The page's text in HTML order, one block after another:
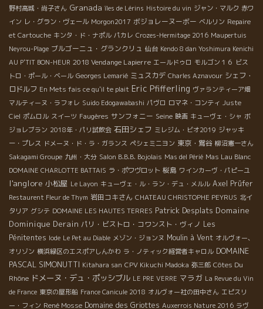
野村高城・尚子さん Granada îles de Lérins Histoire du vin ジャン・マルク 赤ワ
イン レ・グラン・ヴェール Morgon2017 ボジョレーヌーボー ベルリン Repaire
et Cartouche キンタ・ド・ナポル パカレ Crozes-Hermitage 2016 Maupertuis
Neyrou-Plage ブルゴーニュ・グランクリュ 仙台 Kendo 8 dan Yoshimura Kenichi
AU P'TIT BON-HEUR 2018 Vendange Lapierre エールドゥロ モルゴン１６ ビス
トロ・ポール・ベール Georges Lemarié ミュスカデ Charles Aznavour シェフ・
ロドルフ En Mets fais ce qu'il te plait Eric Pfifferling ヴァランティーア畑
マルティーヌ・ラフォレ Suido Edogawabashi パヴロ ロマネ・コンティ Juste
Ciel ポムロル スイーツ Faugères サンフォニー Seine 映画 キューヴェ・シャ ボ
ジョレブラン 2018年・パリ試飲会 石田シェフ ミレジム・ビオ2019 ジャッキ
ー・プレス ドメーヌ・ド・ラ・ガランス ペシェミニヨン 東京・鴬谷 柳沼憲一さん
Sakagami Groupe 九州・大分 Salon B.B.B. Bojolais Mas del Périé Mas Lau Blanc
DOMAINE CHARLOTTE BATTAIS ラ・ポワヴロット 桜島 ワインカーヴ・パピーユ
l'anglore 小松屋 Le Layon キューヴェ・ル・ラン・デュ・メルル Axel Prüfer
Restaurent Fleur de Thym 岩田コキさん CHATEAU CHRISTOPHE PEYRUS 北イ
タリア グシテ DOMAINE LES HAUTES TERRES Patrick Desplats Domaine
Dominique Derain パリ・ビストロ・コワンスト・ヴィノ Les
Pénitentes Iode Le Pet au Diable メゾン・ジョンヌ Moulin à Vent オルヴォー、
オリゾン 横浜緑区のエスポアしんかわ ラ・ノティック経営者キャロル DOMAINE
PASCAL SIMONUTTI Kitahara san CPV Kikuchi Madoka 弥三郎 Côtes Du
Rhône ドメーヌ・デュ・ポッシブル LE PRE VERRE マラガ La Revue du Vin
de France 東京の屋形船 France Canicule 2018 オルヴォー社の田中さん エピスリ
ー・フィン René Mosse Domaine des Griottes Auxerrois Nature 2016 ラヴ